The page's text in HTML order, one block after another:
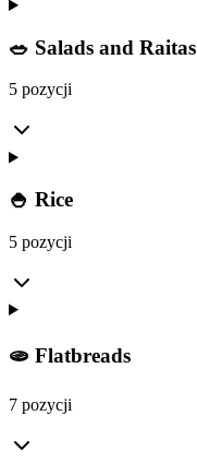
🥗 Salads and Raitas
5 pozycji
🍚 Rice
5 pozycji
🫓 Flatbreads
7 pozycji